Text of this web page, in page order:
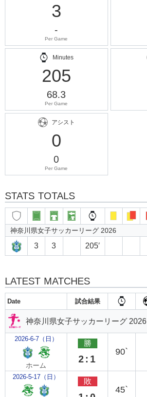
3
-
Per Game
Minutes
205
68.3
Per Game
アシスト
0
0
Per Game
STATS TOTALS
神奈川県女子サッカーリーグ 2026
3 3 205′
LATEST MATCHES
Date 試合結果
神奈川県女子サッカーリーグ 2026
2026-6-7（日）
ホーム
勝
2:1
90`
2026-5-17（日）
敗
45`